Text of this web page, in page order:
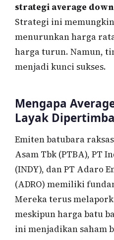
strategi average
Strategi ini
menurunkan harga
harga turun. Namun,
menjadi kunci sukses.
Mengapa
Layak
Emiten batubara
Asam Tbk (PTBA), PT
(INDY), dan PT Adaro
(ADRO) memiliki
Mereka terus
meskipun harga batu
ini menjadikan saham